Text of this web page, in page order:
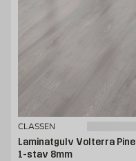
CLASSEN
Laminatgulv Volterra Pine
1-stav 8mm